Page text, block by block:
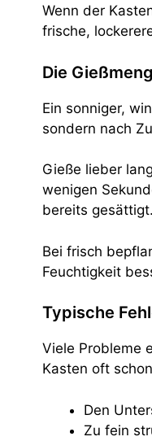
Wenn der
frische,
Die
Ein sonniger,
sondern nach
Gieße lieber
wenigen
bereits gesättigt.
Bei frisch
Feuchtigkeit
Typische
Viele Probleme
Kasten oft
Den
Zu fein